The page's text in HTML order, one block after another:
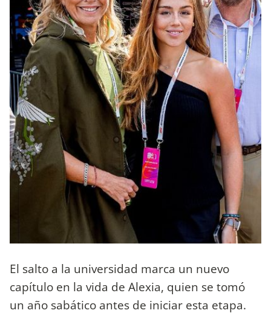
El salto a la universidad marca un nuevo
capítulo en la vida de Alexia, quien se tomó
un año sabático antes de iniciar esta etapa.